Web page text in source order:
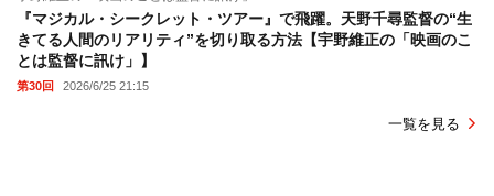
『マジカル・シークレット・ツアー』で飛躍。天野千尋監督の“生
きてる人間のリアリティ”を切り取る方法【宇野維正の「映画のこ
とは監督に訊け」】
第30回 2026/6/25 21:15
一覧を見る